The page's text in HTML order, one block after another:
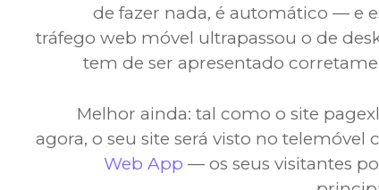
de fazer nada, é automático — e
tráfego web móvel ultrapassou o de
tem de ser apresentado
Melhor ainda: tal como o site
agora, o seu site será visto no telemóvel
Web App — os seus visitantes